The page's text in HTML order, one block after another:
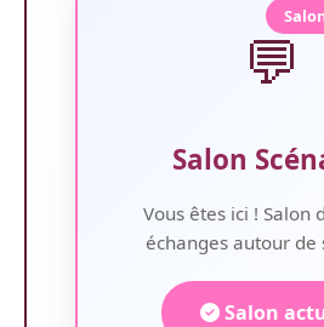
💬
Salon
Vous êtes ici ! Salon
échanges autour de
Salon